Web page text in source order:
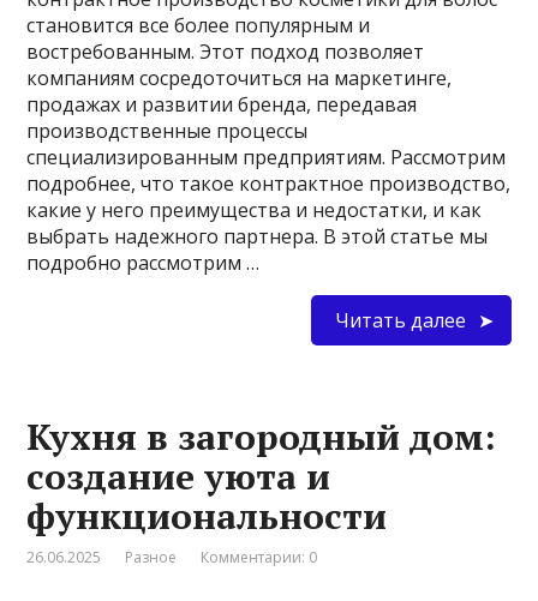
становится все более популярным и
востребованным. Этот подход позволяет
компаниям сосредоточиться на маркетинге,
продажах и развитии бренда, передавая
производственные процессы
специализированным предприятиям. Рассмотрим
подробнее, что такое контрактное производство,
какие у него преимущества и недостатки, и как
выбрать надежного партнера. В этой статье мы
подробно рассмотрим …
Читать далее
Кухня в загородный дом:
создание уюта и
функциональности
26.06.2025 Разное Комментарии: 0